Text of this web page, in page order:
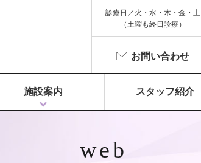
診療日／火・水・木・金・土
（土曜も終日診療）
お問い合わせ
施設案内 スタッフ紹介
web